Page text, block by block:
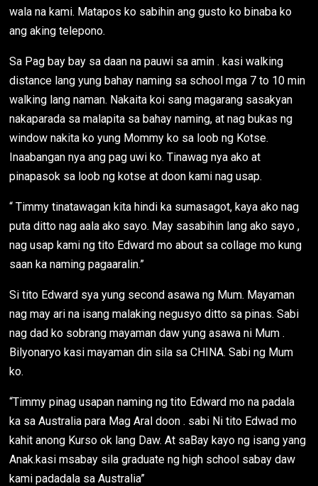
wala na kami. Matapos ko sabihin ang gusto ko binaba ko
ang aking telepono.
Sa Pag bay bay sa daan na pauwi sa amin . kasi walking
distance lang yung bahay naming sa school mga 7 to 10 min
walking lang naman. Nakaita koi sang magarang sasakyan
nakaparada sa malapita sa bahay naming, at nag bukas ng
window nakita ko yung Mommy ko sa loob ng Kotse.
Inaabangan nya ang pag uwi ko. Tinawag nya ako at
pinapasok sa loob ng kotse at doon kami nag usap.
“ Timmy tinatawagan kita hindi ka sumasagot, kaya ako nag
puta ditto nag aala ako sayo. May sasabihin lang ako sayo ,
nag usap kami ng tito Edward mo about sa collage mo kung
saan ka naming pagaaralin.”
Si tito Edward sya yung second asawa ng Mum. Mayaman
nag may ari na isang malaking negusyo ditto sa pinas. Sabi
nag dad ko sobrang mayaman daw yung asawa ni Mum .
Bilyonaryo kasi mayaman din sila sa CHINA. Sabi ng Mum
ko.
“Timmy pinag usapan naming ng tito Edward mo na padala
ka sa Australia para Mag Aral doon . sabi Ni tito Edwad mo
kahit anong Kurso ok lang Daw. At saBay kayo ng isang yang
Anak.kasi msabay sila graduate ng high school sabay daw
kami padadala sa Australia”